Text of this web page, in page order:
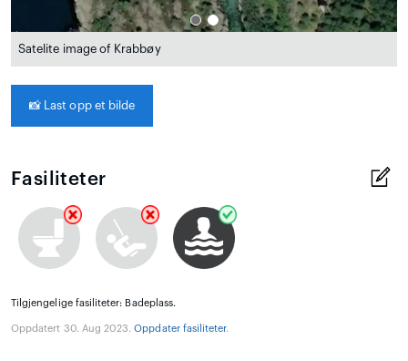
Satelite image of Krabbøy
📸 Last opp et bilde
Fasiliteter
Tilgjengelige fasiliteter: Badeplass.
Oppdatert 30. Aug 2023.Oppdater fasiliteter.